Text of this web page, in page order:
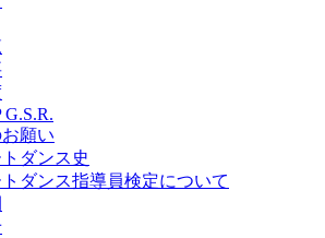
G.S.R.
願い
ダンス史
ダンス指導員検定について